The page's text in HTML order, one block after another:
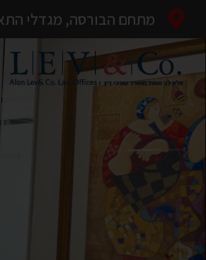
מתחם הבורסה, מגדלי התאומים,